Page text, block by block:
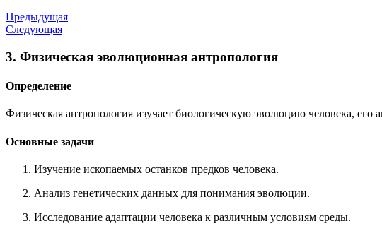
Предыдущая
Следующая
3. Физическая эволюционная антропология
Определение
Физическая антропология изучает биологическую эволюцию человека, его
Основные задачи
Изучение ископаемых останков предков человека.
Анализ генетических данных для понимания эволюции.
Исследование адаптации человека к различным условиям среды.